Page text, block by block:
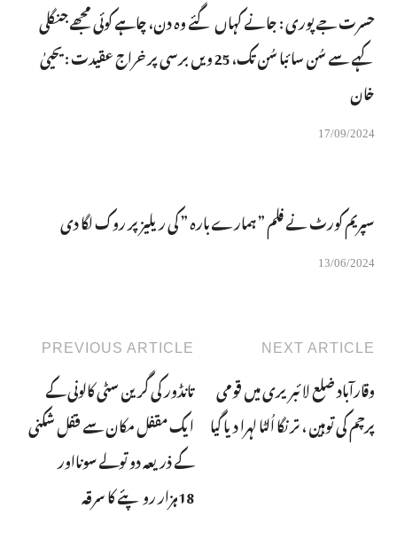
حسرت جے پوری : جانے کہاں گئے وہ دن، چاہے کوئی مجھے جنگلی
کہے سے سُن سائبا سُن تک، 25 ویں برسی پر خراج عقیدت : یحییٰ
خان
17/09/2024
سپریم کورٹ نے فلم ” ہمارے بارہ ” کی ریلیز پر روک لگا دی
13/06/2024
PREVIOUS ARTICLE
تانڈور کی گرین سٹی کالونی کے
ایک مقفل مکان سے قفل شکنی
کے ذریعہ دو تولے سونااور
18ہزار روپئے کا سرقہ
NEXT ARTICLE
وقارآباد ضلع لائبریری میں قومی
پرچم کی توہین ، ترنگا اُلٹا لہرا دیا گیا